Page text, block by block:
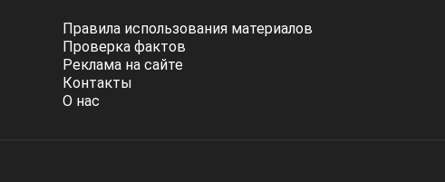
Правила использования материалов
Проверка фактов
Реклама на сайте
Контакты
О нас